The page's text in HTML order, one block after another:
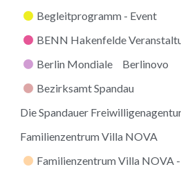
Kategorien
Begleitprogramm - Event
BENN Hakenfelde
Berlin Mondiale
Berlinovo
Bezirksamt Spandau
Die Spandauer
Familienzentrum Villa NOVA
Familienzentrum Villa NOVA